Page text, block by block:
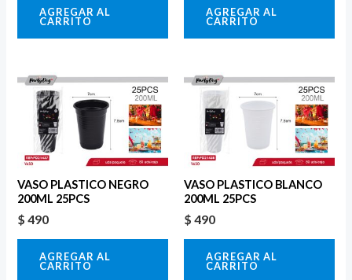
AGREGAR AL
CARRITO
AGREGAR AL
CARRITO
VASO PLASTICO NEGRO
200ML 25PCS
$ 490
AGREGAR AL
CARRITO
VASO PLASTICO BLANCO
200ML 25PCS
$ 490
AGREGAR AL
CARRITO